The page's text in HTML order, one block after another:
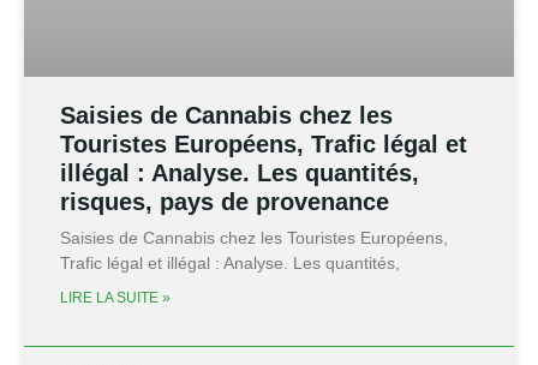
Saisies de Cannabis chez les
Touristes Européens, Trafic légal et
illégal : Analyse. Les quantités,
risques, pays de provenance
Saisies de Cannabis chez les Touristes Européens,
Trafic légal et illégal : Analyse. Les quantités,
LIRE LA SUITE »